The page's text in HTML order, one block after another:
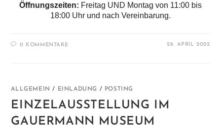
Öffnungszeiten: Freitag UND Montag von 11:00 bis
18:00 Uhr und nach Vereinbarung.
0 KOMMENTARE 28. APRIL 2022
ALLGEMEIN / EINLADUNG / POSTING
EINZELAUSSTELLUNG IM
GAUERMANN MUSEUM